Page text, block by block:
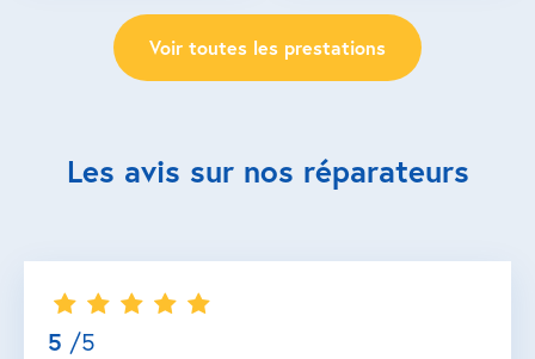
Voir toutes les prestations
Les avis sur nos réparateurs
5 /5